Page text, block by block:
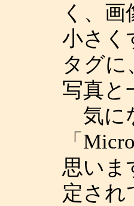
く、
小さく
タグに
写真と
気に
「
思いま
定され